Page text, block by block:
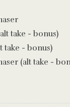
take - bonus)
take - bonus)
(alt take -